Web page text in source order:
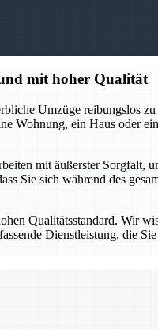
mit hoher Qualität
Umzüge reibungslos
Wohnung, ein Haus oder
mit äußerster Sorgfalt,
Sie sich während des
Qualitätsstandard. Wir
Dienstleistung, die